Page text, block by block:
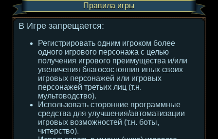
Правила игры
В Игре запрещается:
Регистрировать одним игроком более
одного игрового персонажа с целью
получения игрового преимущества и/или
увеличения благосостояния иных своих
игровых персонажей или игровых
персонажей третьих лиц (т.н.
мультоводство).
Использовать сторонние программные
средства для улучшения/автоматизации
игровых возможностей (т.н. боты,
читерство).